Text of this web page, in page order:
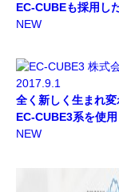
EC-CUBEも採用し
NEW
2017.9.1
全く新しく生まれ
EC-CUBE3系を使
NEW